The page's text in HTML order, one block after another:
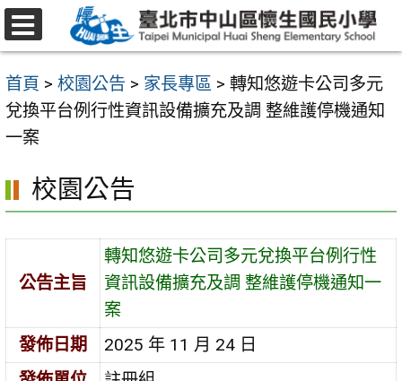
跳
至
要
內
首頁 > 校園公告 > 家長專區 > 轉知悠遊卡公司多元
兌換平台例行性資訊設備擴充及調 整維護停機通知
一案
校園公告
公告主旨
轉知悠遊卡公司多元兌換平台例行性
資訊設備擴充及調 整維護停機通知一
案
發佈日期
2025 年 11 月 24 日
選
單